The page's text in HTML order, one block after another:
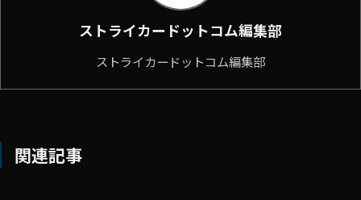
ストライカードットコム編集部
ストライカードットコム編集部
関連記事